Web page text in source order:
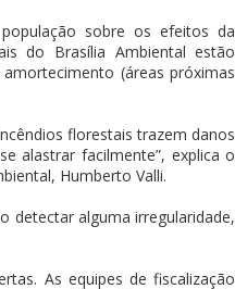
sobre os efeitos da
do Brasília Ambiental estão
(áreas próximas
florestais trazem danos
alastrar facilmente”, explica o
Humberto Valli.
detectar alguma irregularidade,
As equipes de fiscalização